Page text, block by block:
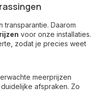
transparantie. Daarom
voor onze installaties.
zodat je precies weet
meerprijzen
afspraken. Zo